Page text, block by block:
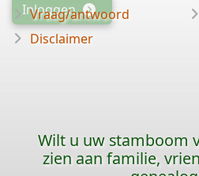
Inloggen
Vraag/antwoord
Disclaimer
Wilt u uw stamboom
zien aan familie,